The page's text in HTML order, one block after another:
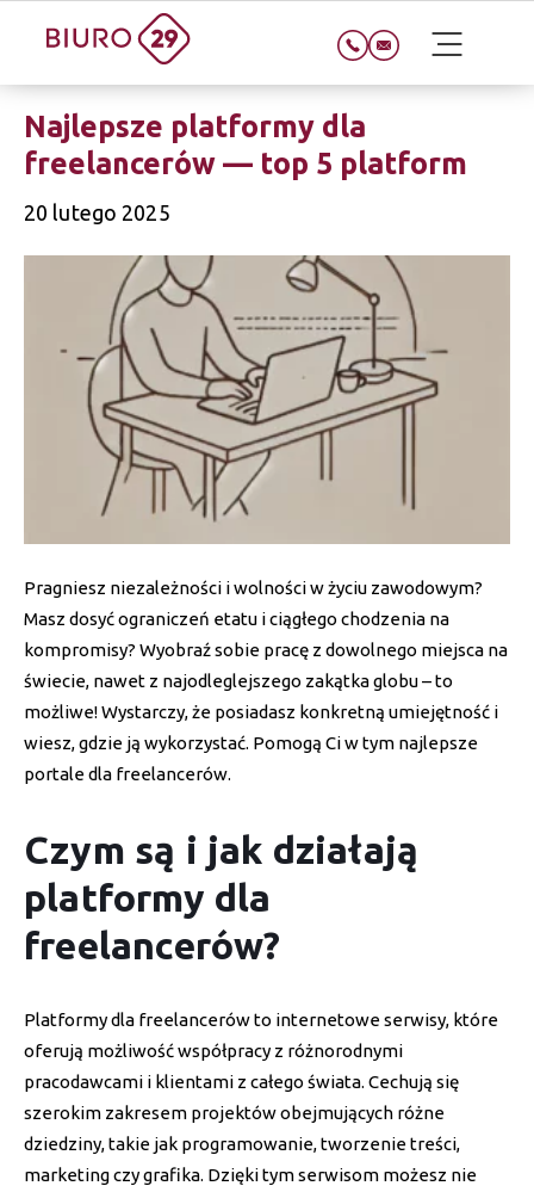
Najlepsze platformy dla
freelancerów — top 5 platform
20 lutego 2025
Pragniesz niezależności i wolności w życiu zawodowym?
Masz dosyć ograniczeń etatu i ciągłego chodzenia na
kompromisy? Wyobraź sobie pracę z dowolnego miejsca na
świecie, nawet z najodleglejszego zakątka globu – to
możliwe! Wystarczy, że posiadasz konkretną umiejętność i
wiesz, gdzie ją wykorzystać. Pomogą Ci w tym najlepsze
portale dla freelancerów.
Czym są i jak działają
platformy dla
freelancerów?
Platformy dla freelancerów to internetowe serwisy, które
oferują możliwość współpracy z różnorodnymi
pracodawcami i klientami z całego świata. Cechują się
szerokim zakresem projektów obejmujących różne
dziedziny, takie jak programowanie, tworzenie treści,
marketing czy grafika. Dzięki tym serwisom możesz nie